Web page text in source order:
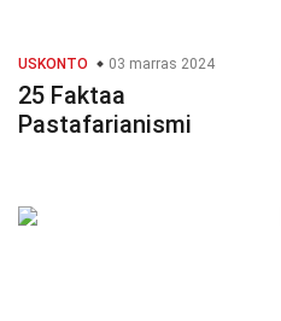
USKONTO 03 marras 2024
25 Faktaa
Pastafarianismi